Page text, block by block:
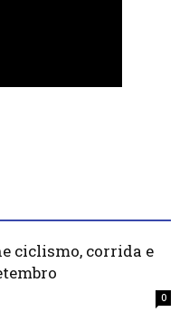
ciclismo, corrida e
0